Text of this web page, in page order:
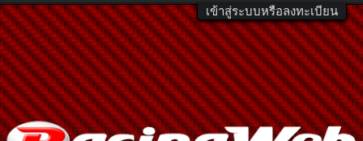
เข้าสู่ระบบหรือลงทะเบียน